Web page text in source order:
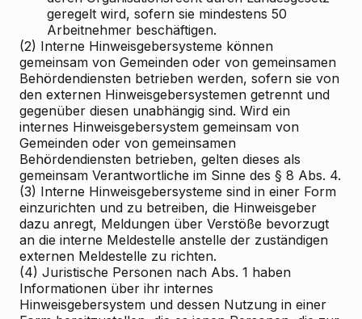
geregelt wird, sofern sie mindestens 50
Arbeitnehmer beschäftigen.
(2) Interne Hinweisgebersysteme können
gemeinsam von Gemeinden oder von gemeinsamen
Behördendiensten betrieben werden, sofern sie von
den externen Hinweisgebersystemen getrennt und
gegenüber diesen unabhängig sind. Wird ein
internes Hinweisgebersystem gemeinsam von
Gemeinden oder von gemeinsamen
Behördendiensten betrieben, gelten dieses als
gemeinsam Verantwortliche im Sinne des § 8 Abs. 4.
(3) Interne Hinweisgebersysteme sind in einer Form
einzurichten und zu betreiben, die Hinweisgeber
dazu anregt, Meldungen über Verstöße bevorzugt
an die interne Meldestelle anstelle der zuständigen
externen Meldestelle zu richten.
(4) Juristische Personen nach Abs. 1 haben
Informationen über ihr internes
Hinweisgebersystem und dessen Nutzung in einer